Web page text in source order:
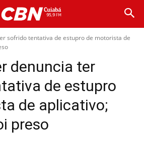
sofrido tentativa de estupro de motorista de
denuncia ter
de estupro
de aplicativo;
preso